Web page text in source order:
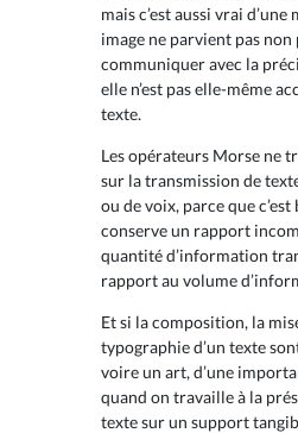
mais c’est aussi vrai
image ne parvient pas non
communiquer avec la
elle n’est pas elle-même
texte.
Les opérateurs Morse ne
sur la transmission de
ou de voix, parce que
conserve un rapport
quantité d’information
rapport au volume
Et si la composition, la
typographie d’un texte
voire un art, d’une
quand on travaille à la
texte sur un support